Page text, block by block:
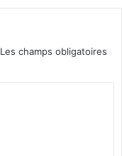
Les champs obligatoires